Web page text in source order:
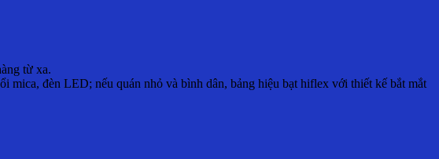
từ xa.
mica, đèn LED; nếu quán nhỏ và bình dân, bảng hiệu bạt hiflex với thiết kế bắt mắt